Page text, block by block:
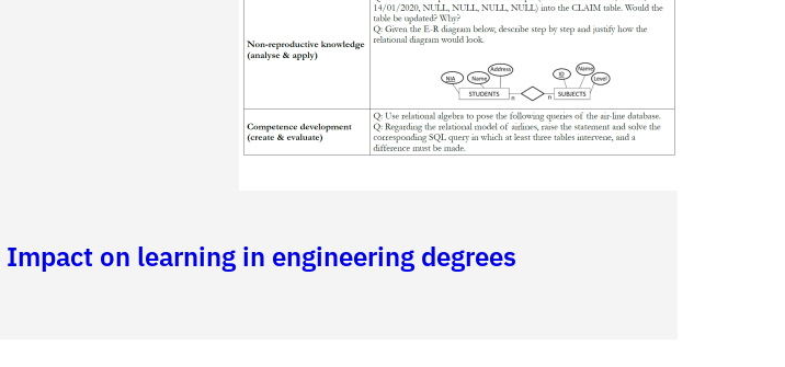
on learning in engineering degrees